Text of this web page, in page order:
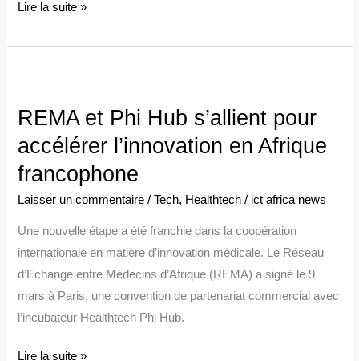
Lire la suite »
REMA et Phi Hub s’allient pour
accélérer l’innovation en Afrique
francophone
Laisser un commentaire /Tech, Healthtech / ict africa news
Une nouvelle étape a été franchie dans la coopération
internationale en matière d’innovation médicale. Le Réseau
d’Echange entre Médecins d’Afrique (REMA) a signé le 9
mars à Paris, une convention de partenariat commercial avec
l’incubateur Healthtech Phi Hub.
Phi
Hub
pour
accélérer
l’innovation
en
Afrique
francophone
Lire la suite »